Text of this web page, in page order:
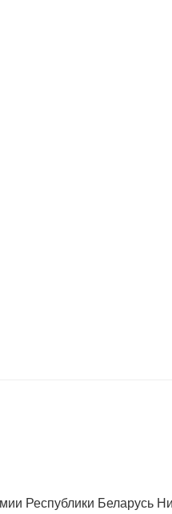
Республики Беларусь